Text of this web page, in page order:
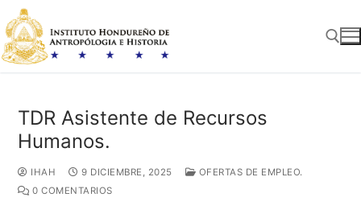
al
contenido
TDR Asistente de Recursos
Humanos.
IHAH 9 DICIEMBRE, 2025
OFERTAS DE EMPLEO.
0 COMENTARIOS